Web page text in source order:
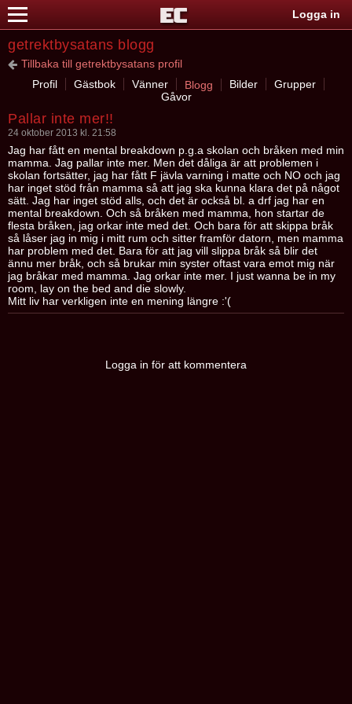
Logga in
getrektbysatans blogg
Tillbaka till getrektbysatans profil
Profil
Gästbok Vänner Blogg Bilder
Grupper
Gåvor
Pallar inte mer!!
24 oktober 2013 kl. 21:58
Jag har fått en mental breakdown p.g.a skolan och bråken med min
mamma. Jag pallar inte mer. Men det dåliga är att problemen i
skolan fortsätter, jag har fått F jävla varning i matte och NO och jag
har inget stöd från mamma så att jag ska kunna klara det på något
sätt. Jag har inget stöd alls, och det är också bl. a drf jag har en
mental breakdown. Och så bråken med mamma, hon startar de
flesta bråken, jag orkar inte med det. Och bara för att skippa bråk
så låser jag in mig i mitt rum och sitter framför datorn, men mamma
har problem med det. Bara för att jag vill slippa bråk så blir det
ännu mer bråk, och så brukar min syster oftast vara emot mig när
jag bråkar med mamma. Jag orkar inte mer. I just wanna be in my
room, lay on the bed and die slowly.
Mitt liv har verkligen inte en mening längre :'(
Logga in för att kommentera